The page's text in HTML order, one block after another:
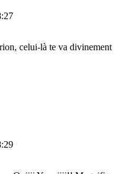
celui-là te va divinement